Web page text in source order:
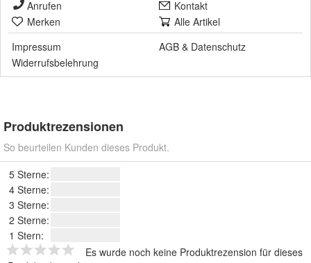
Anrufen
Kontakt
Merken
Alle Artikel
Impressum
AGB & Datenschutz
Widerrufsbelehrung
Produktrezensionen
So beurteilen Kunden dieses Produkt.
5 Sterne:
4 Sterne:
3 Sterne:
2 Sterne:
1 Stern:
Es wurde noch keine Produktrezension für dieses